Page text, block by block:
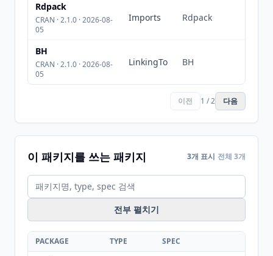
Rdpack
CRAN · 2.1.0 · 2026-08-
05
Imports Rdpack
BH
CRAN · 2.1.0 · 2026-08-
05
LinkingTo BH
이전 1 / 2 다음
이 패키지를 쓰는 패키지 3개 표시 전체 3개
전부 펼치기
PACKAGE TYPE SPEC